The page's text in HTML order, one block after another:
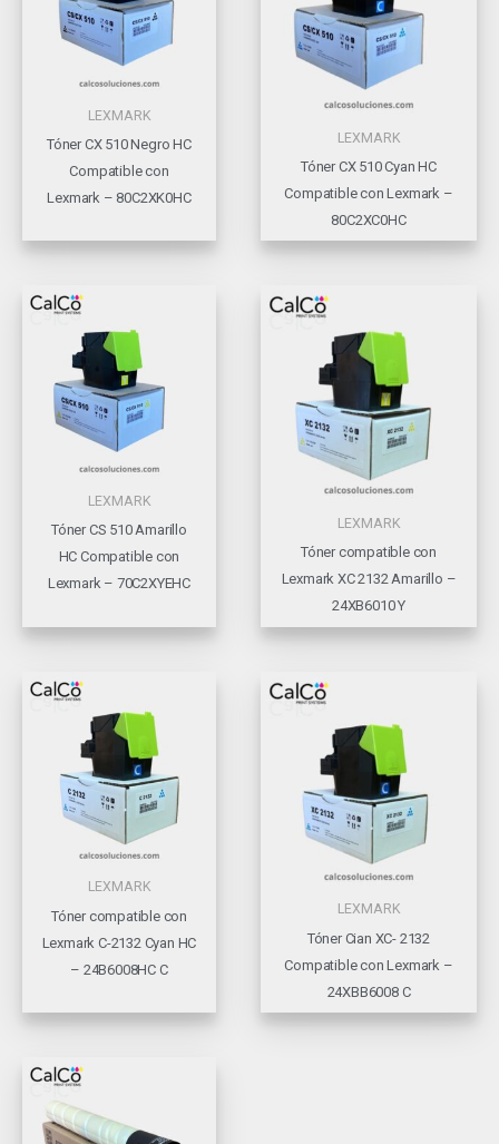
LEXMARK
Tóner CX 510 Negro HC
Compatible con
Lexmark – 80C2XK0HC
LEXMARK
Tóner CX 510 Cyan HC
Compatible con Lexmark –
80C2XC0HC
LEXMARK
Tóner CS 510 Amarillo
HC Compatible con
Lexmark – 70C2XYEHC
LEXMARK
Tóner compatible con
Lexmark XC 2132 Amarillo –
24XB6010 Y
LEXMARK
Tóner compatible con
Lexmark C-2132 Cyan HC
– 24B6008HC C
LEXMARK
Tóner Cian XC- 2132
Compatible con Lexmark –
24XBB6008 C